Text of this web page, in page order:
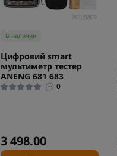
В наличии
Цифровий smart
мультиметр тестер
ANENG 681 683
0
3 498.00